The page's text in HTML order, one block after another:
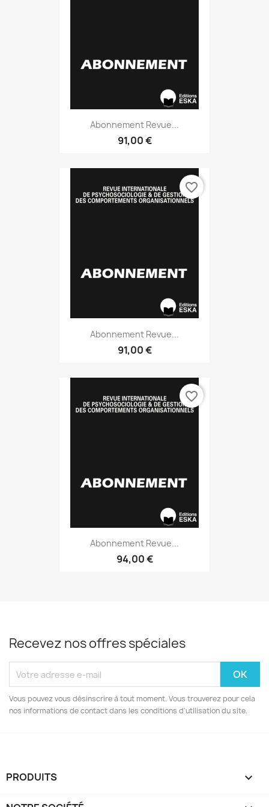
Abonnement Revue...
91,00 €
Abonnement Revue...
91,00 €
favorite_border
Abonnement Revue...
94,00 €
favorite_border
Recevez nos offres spéciales
Vous pouvez vous désinscrire à tout moment. Vous trouverez pour cela
nos informations de contact dans les conditions d'utilisation du site.
PRODUITS 